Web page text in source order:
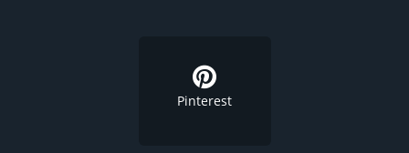
Pinterest